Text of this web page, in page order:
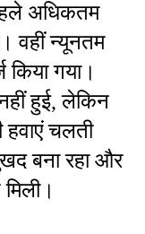
अधिकतम
वहीं न्यूनतम
किया गया।
नहीं हुई, लेकिन
चलती
बना रहा और